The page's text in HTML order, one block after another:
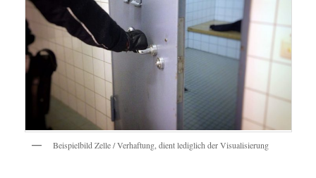
Beispielbild Zelle / Verhaftung, dient lediglich der Visualisierung